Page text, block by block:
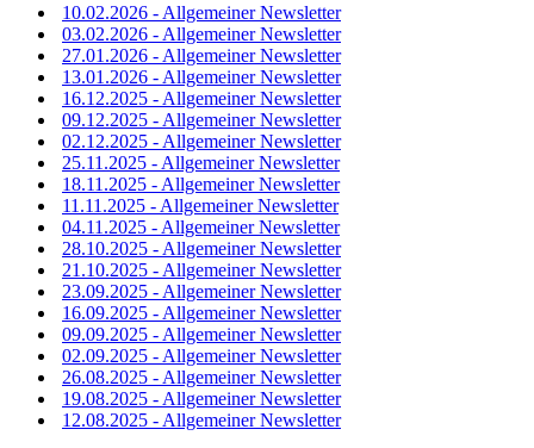
10.02.2026 - Allgemeiner Newsletter
03.02.2026 - Allgemeiner Newsletter
27.01.2026 - Allgemeiner Newsletter
13.01.2026 - Allgemeiner Newsletter
16.12.2025 - Allgemeiner Newsletter
09.12.2025 - Allgemeiner Newsletter
02.12.2025 - Allgemeiner Newsletter
25.11.2025 - Allgemeiner Newsletter
18.11.2025 - Allgemeiner Newsletter
11.11.2025 - Allgemeiner Newsletter
04.11.2025 - Allgemeiner Newsletter
28.10.2025 - Allgemeiner Newsletter
21.10.2025 - Allgemeiner Newsletter
23.09.2025 - Allgemeiner Newsletter
16.09.2025 - Allgemeiner Newsletter
09.09.2025 - Allgemeiner Newsletter
02.09.2025 - Allgemeiner Newsletter
26.08.2025 - Allgemeiner Newsletter
19.08.2025 - Allgemeiner Newsletter
12.08.2025 - Allgemeiner Newsletter